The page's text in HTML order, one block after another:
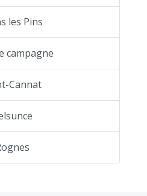
les Pins
campagne
Cannat